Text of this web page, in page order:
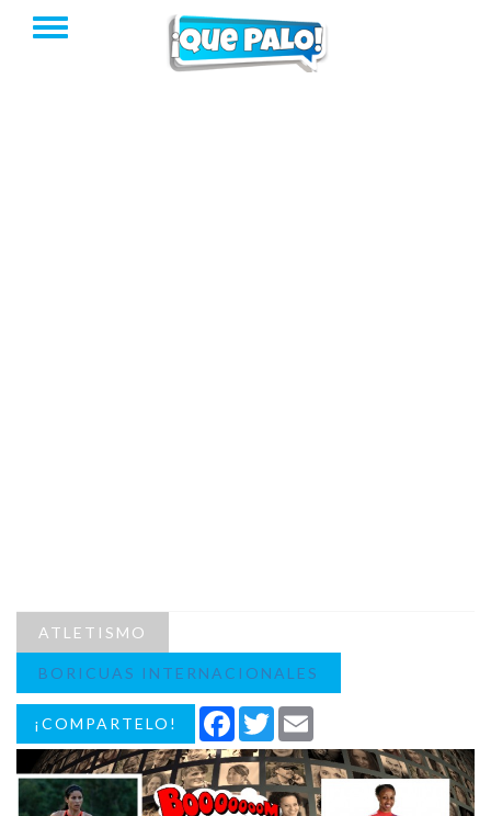
ATLETISMO
BORICUAS INTERNACIONALES
¡COMPARTELO! Facebook
Twitter